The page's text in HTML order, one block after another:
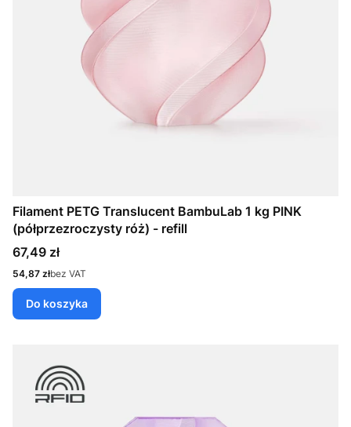
Filament PETG Translucent BambuLab 1 kg PINK
(półprzezroczysty róż) - refill
Cena
67,49 zł
Cena
54,87 złbez VAT
Do koszyka